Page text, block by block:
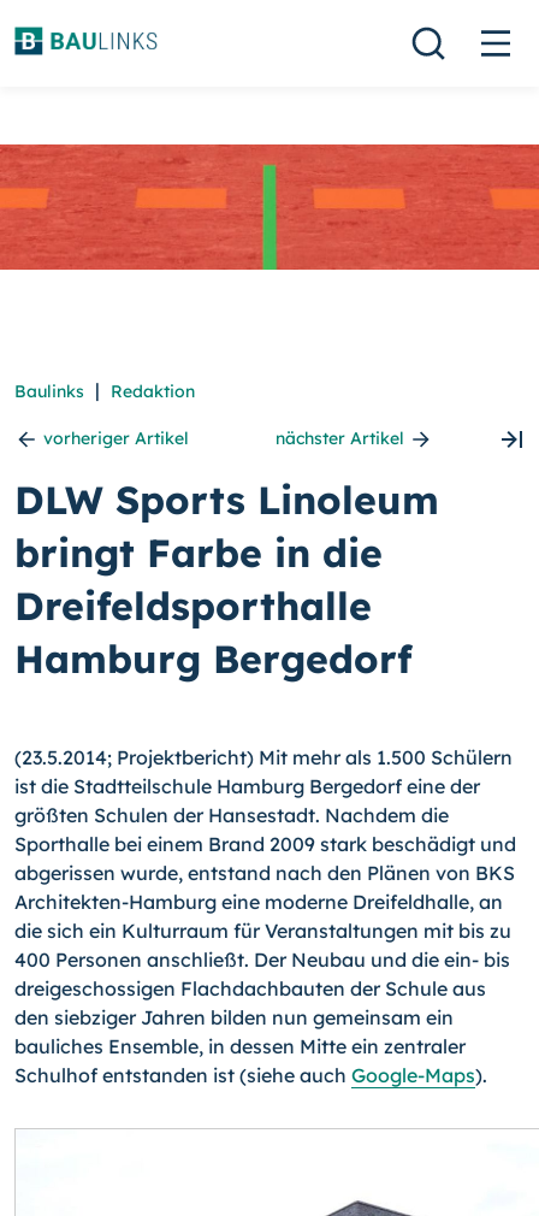
Baulinks | Redaktion
vorheriger Artikel nächster Artikel
DLW Sports Linoleum
bringt Farbe in die
Dreifeldsporthalle
Hamburg Bergedorf
(23.5.2014; Projektbericht) Mit mehr als 1.500 Schülern
ist die Stadtteilschule Ham­burg Bergedorf eine der
größten Schulen der Hansestadt. Nachdem die
Sporthalle bei einem Brand 2009 stark beschädigt und
abgerissen wurde, entstand nach den Plänen von BKS
Architekten-Hamburg eine moderne Dreifeldhalle, an
die sich ein Kulturraum für Veranstaltungen mit bis zu
400 Personen anschließt. Der Neubau und die ein- bis
dreigeschossigen Flachdachbauten der Schule aus
den siebziger Jahren bilden nun ge­meinsam ein
bauliches Ensemble, in dessen Mitte ein zentraler
Schulhof entstanden ist (siehe auch Google-Maps).